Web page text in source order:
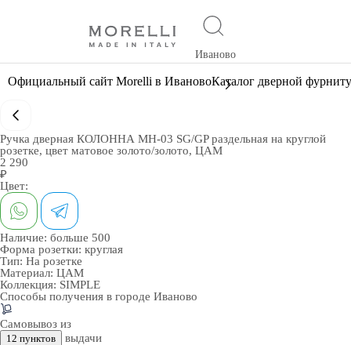
Иваново
Официальный сайт Morelli в ИвановоКаталог дверной
Ручка дверная КОЛОННА MH-03 SG/GP раздельная на круглой
розетке, цвет матовое золото/золото, ЦАМ
2 290
₽
Цвет:
Наличие: больше 500
Форма розетки: круглая
Тип: На розетке
Материал: ЦАМ
Коллекция: SIMPLE
Способы получения в городе Иваново
Самовывоз из
12 пунктов
выдачи